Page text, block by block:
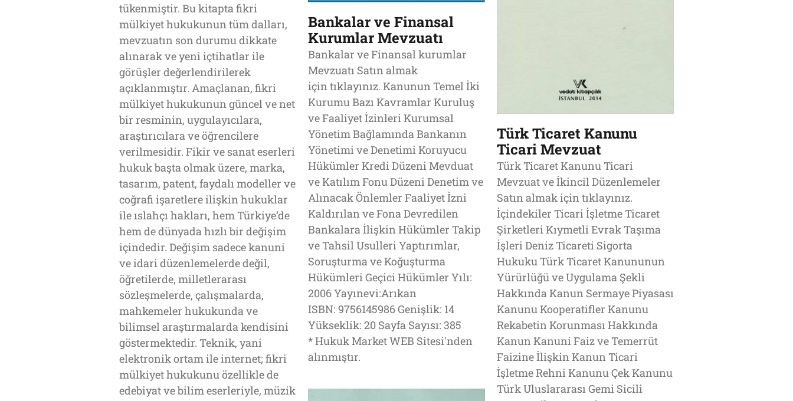
tükenmiştir. Bu kitapta fikri
mülkiyet hukukunun tüm dalları,
mevzuatın son durumu dikkate
alınarak ve yeni içtihatlar ile
görüşler değerlendirilerek
açıklanmıştır. Amaçlanan, fikri
mülkiyet hukukunun güncel ve net
bir resminin, uygulayıcılara,
araştırıcılara ve öğrencilere
verilmesidir. Fikir ve sanat eserleri
hukuk başta olmak üzere, marka,
tasarım, patent, faydalı modeller ve
coğrafi işaretlere ilişkin hukuklar
ile ıslahçı hakları, hem Türkiye’de
hem de dünyada hızlı bir değişim
içindedir. Değişim sadece kanuni
ve idari düzenlemelerde değil,
öğretilerde, milletlerarası
sözleşmelerde, çalışmalarda,
mahkemeler hukukunda ve
bilimsel araştırmalarda kendisini
göstermektedir. Teknik, yani
elektronik ortam ile internet; fikri
mülkiyet hukukunu özellikle de
edebiyat ve bilim eserleriyle, müzik
Bankalar ve Finansal
Kurumlar Mevzuatı
Bankalar ve Finansal kurumlar
Mevzuatı Satın almak
için tıklayınız. Kanunun Temel İki
Kurumu Bazı Kavramlar Kuruluş
ve Faaliyet İzinleri Kurumsal
Yönetim Bağlamında Bankanın
Yönetimi ve Denetimi Koruyucu
Hükümler Kredi Düzeni Mevduat
ve Katılım Fonu Düzeni Denetim ve
Alınacak Önlemler Faaliyet İzni
Kaldırılan ve Fona Devredilen
Bankalara İlişkin Hükümler Takip
ve Tahsil Usulleri Yaptırımlar,
Soruşturma ve Koğuşturma
Hükümleri Geçici Hükümler Yılı:
2006 Yayınevi:Arıkan
ISBN: 9756145986 Genişlik: 14
Yükseklik: 20 Sayfa Sayısı: 385
* Hukuk Market WEB Sitesi'nden
alınmıştır.
Türk Ticaret Kanunu
Ticari Mevzuat
Türk Ticaret Kanunu Ticari
Mevzuat ve İkincil Düzenlemeler
Satın almak için tıklayınız.
İçindekiler Ticari İşletme Ticaret
Şirketleri Kıymetli Evrak Taşıma
İşleri Deniz Ticareti Sigorta
Hukuku Türk Ticaret Kanununun
Yürürlüğü ve Uygulama Şekli
Hakkında Kanun Sermaye Piyasası
Kanunu Kooperatifler Kanunu
Rekabetin Korunması Hakkında
Kanun Kanuni Faiz ve Temerrüt
Faizine İlişkin Kanun Ticari
İşletme Rehni Kanunu Çek Kanunu
Türk Uluslararası Gemi Sicili